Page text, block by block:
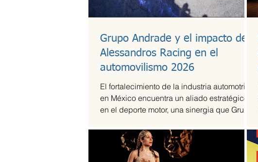
Grupo Andrade y el impacto de
Alessandros Racing en el
automovilismo 2026
El fortalecimiento de la industria automotriz
en México encuentra un aliado estratégico
en el deporte motor, una sinergia que Grupo
Alessandros Racing. En el marco de su
centenario, la organización utiliza la alta
competencia para validar su capacidad